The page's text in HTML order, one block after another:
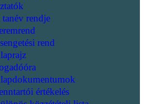
tanév rendje
rend
értékelés